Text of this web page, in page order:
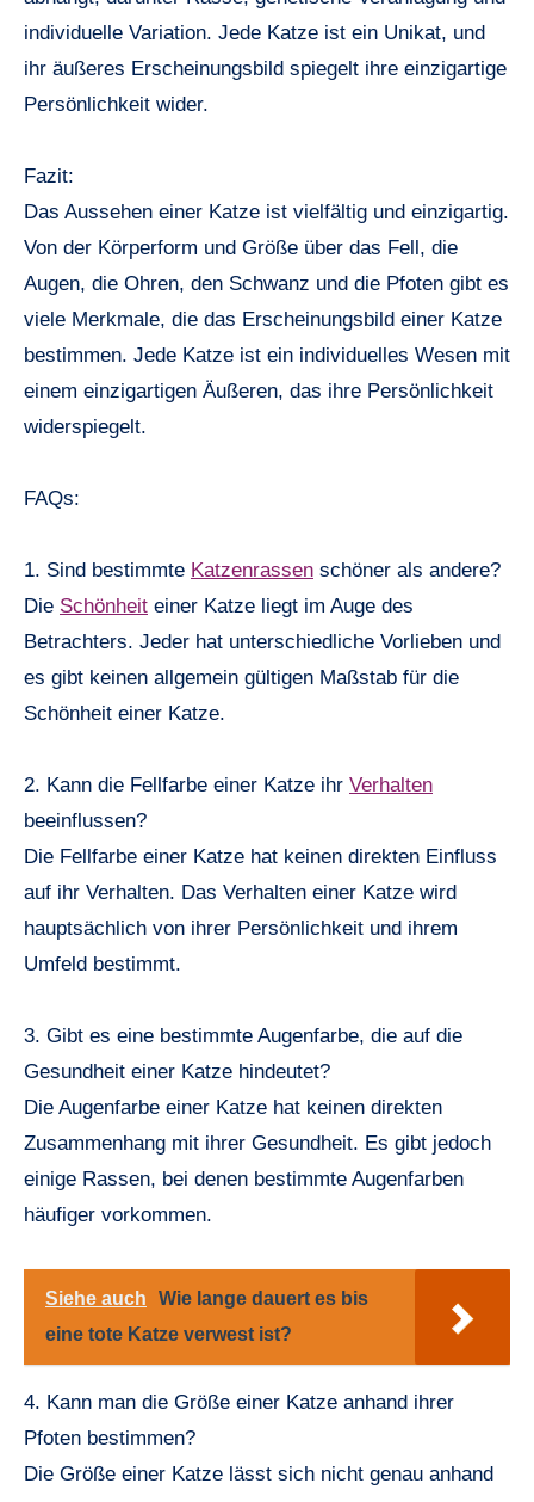
individuelle Variation. Jede Katze ist ein Unikat, und
ihr äußeres Erscheinungsbild spiegelt ihre einzigartige
Persönlichkeit wider.
Fazit:
Das Aussehen einer Katze ist vielfältig und einzigartig.
Von der Körperform und Größe über das Fell, die
Augen, die Ohren, den Schwanz und die Pfoten gibt es
viele Merkmale, die das Erscheinungsbild einer Katze
bestimmen. Jede Katze ist ein individuelles Wesen mit
einem einzigartigen Äußeren, das ihre Persönlichkeit
widerspiegelt.
FAQs:
1. Sind bestimmte Katzenrassen schöner als andere?
Die Schönheit einer Katze liegt im Auge des
Betrachters. Jeder hat unterschiedliche Vorlieben und
es gibt keinen allgemein gültigen Maßstab für die
Schönheit einer Katze.
2. Kann die Fellfarbe einer Katze ihr Verhalten
beeinflussen?
Die Fellfarbe einer Katze hat keinen direkten Einfluss
auf ihr Verhalten. Das Verhalten einer Katze wird
hauptsächlich von ihrer Persönlichkeit und ihrem
Umfeld bestimmt.
3. Gibt es eine bestimmte Augenfarbe, die auf die
Gesundheit einer Katze hindeutet?
Die Augenfarbe einer Katze hat keinen direkten
Zusammenhang mit ihrer Gesundheit. Es gibt jedoch
einige Rassen, bei denen bestimmte Augenfarben
häufiger vorkommen.
Siehe auch
Wie lange dauert es bis
eine tote Katze verwest ist?
4. Kann man die Größe einer Katze anhand ihrer
Pfoten bestimmen?
Die Größe einer Katze lässt sich nicht genau anhand